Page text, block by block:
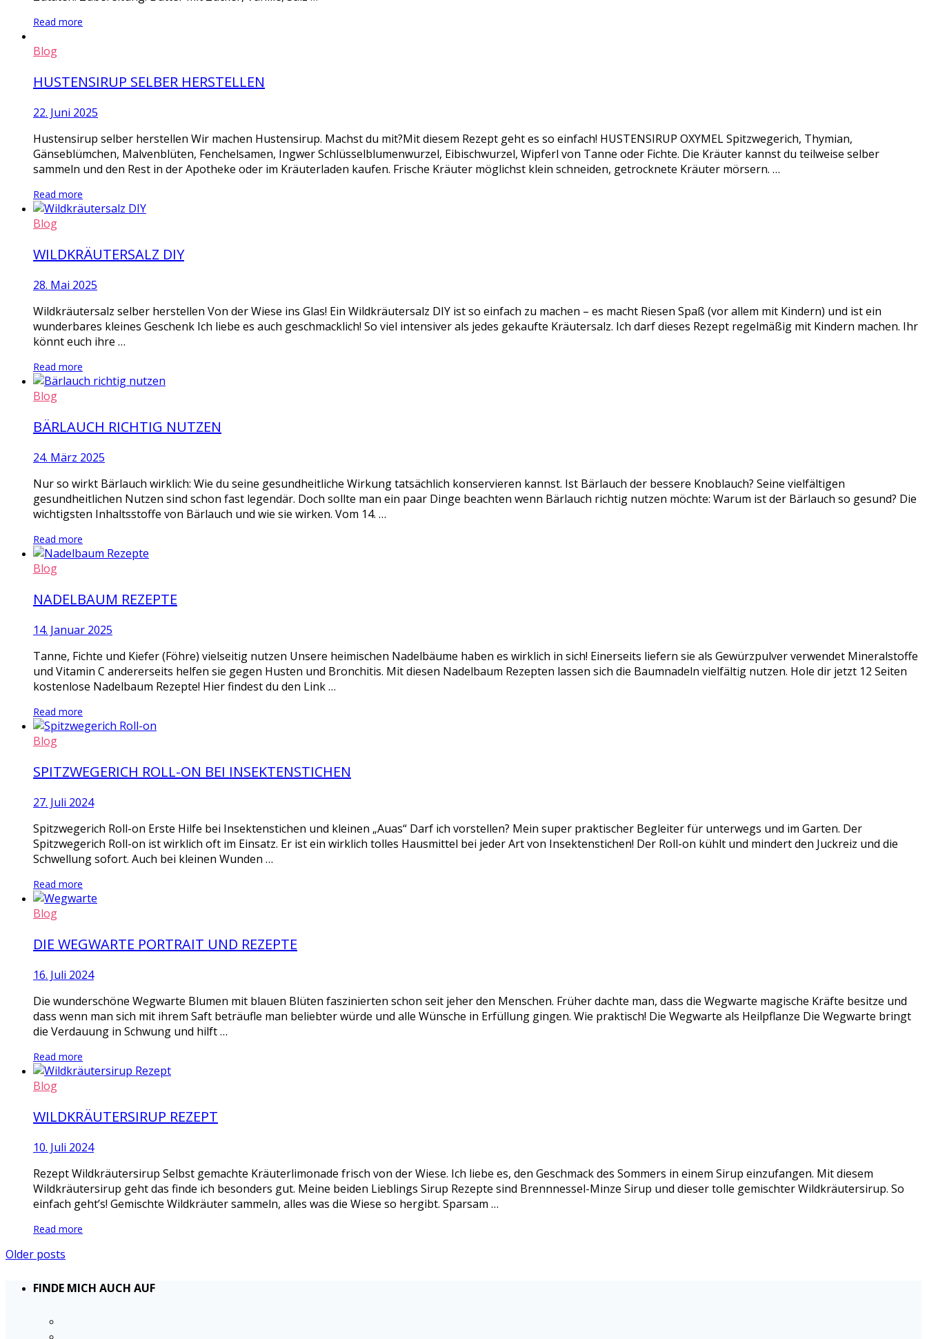
Read more
Blog
HUSTENSIRUP SELBER HERSTELLEN
22. Juni 2025
Hustensirup selber herstellen Wir machen Hustensirup. Machst du mit?Mit diesem Rezept geht es so einfach! HUSTENSIRUP OXYMEL Spitzwegerich, Thymian,
Gänseblümchen, Malvenblüten, Fenchelsamen, Ingwer Schlüsselblumenwurzel, Eibischwurzel, Wipferl von Tanne oder Fichte. Die Kräuter kannst du teilweise selber
sammeln und den Rest in der Apotheke oder im Kräuterladen kaufen. Frische Kräuter möglichst klein schneiden, getrocknete Kräuter mörsern. …
Read more
Blog
WILDKRÄUTERSALZ DIY
28. Mai 2025
Wildkräutersalz selber herstellen Von der Wiese ins Glas! Ein Wildkräutersalz DIY ist so einfach zu machen – es macht Riesen Spaß (vor allem mit Kindern) und ist ein
wunderbares kleines Geschenk Ich liebe es auch geschmacklich! So viel intensiver als jedes gekaufte Kräutersalz. Ich darf dieses Rezept regelmäßig mit Kindern machen. Ihr
könnt euch ihre …
Read more
Blog
BÄRLAUCH RICHTIG NUTZEN
24. März 2025
Nur so wirkt Bärlauch wirklich: Wie du seine gesundheitliche Wirkung tatsächlich konservieren kannst. Ist Bärlauch der bessere Knoblauch? Seine vielfältigen
gesundheitlichen Nutzen sind schon fast legendär. Doch sollte man ein paar Dinge beachten wenn Bärlauch richtig nutzen möchte: Warum ist der Bärlauch so gesund? Die
wichtigsten Inhaltsstoffe von Bärlauch und wie sie wirken. Vom 14. …
Read more
Blog
NADELBAUM REZEPTE
14. Januar 2025
Tanne, Fichte und Kiefer (Föhre) vielseitig nutzen Unsere heimischen Nadelbäume haben es wirklich in sich! Einerseits liefern sie als Gewürzpulver verwendet Mineralstoffe
und Vitamin C andererseits helfen sie gegen Husten und Bronchitis. Mit diesen Nadelbaum Rezepten lassen sich die Baumnadeln vielfältig nutzen. Hole dir jetzt 12 Seiten
kostenlose Nadelbaum Rezepte! Hier findest du den Link …
Read more
Blog
SPITZWEGERICH ROLL-ON BEI INSEKTENSTICHEN
27. Juli 2024
Spitzwegerich Roll-on Erste Hilfe bei Insektenstichen und kleinen „Auas“ Darf ich vorstellen? Mein super praktischer Begleiter für unterwegs und im Garten. Der
Spitzwegerich Roll-on ist wirklich oft im Einsatz. Er ist ein wirklich tolles Hausmittel bei jeder Art von Insektenstichen! Der Roll-on kühlt und mindert den Juckreiz und die
Schwellung sofort. Auch bei kleinen Wunden …
Read more
Blog
DIE WEGWARTE PORTRAIT UND REZEPTE
16. Juli 2024
Die wunderschöne Wegwarte Blumen mit blauen Blüten faszinierten schon seit jeher den Menschen. Früher dachte man, dass die Wegwarte magische Kräfte besitze und
dass wenn man sich mit ihrem Saft beträufle man beliebter würde und alle Wünsche in Erfüllung gingen. Wie praktisch! Die Wegwarte als Heilpflanze Die Wegwarte bringt
die Verdauung in Schwung und hilft …
Read more
Blog
WILDKRÄUTERSIRUP REZEPT
10. Juli 2024
Rezept Wildkräutersirup Selbst gemachte Kräuterlimonade frisch von der Wiese. Ich liebe es, den Geschmack des Sommers in einem Sirup einzufangen. Mit diesem
Wildkräutersirup geht das finde ich besonders gut. Meine beiden Lieblings Sirup Rezepte sind Brennnessel-Minze Sirup und dieser tolle gemischter Wildkräutersirup. So
einfach geht’s! Gemischte Wildkräuter sammeln, alles was die Wiese so hergibt. Sparsam …
Read more
Older posts
FINDE MICH AUCH AUF